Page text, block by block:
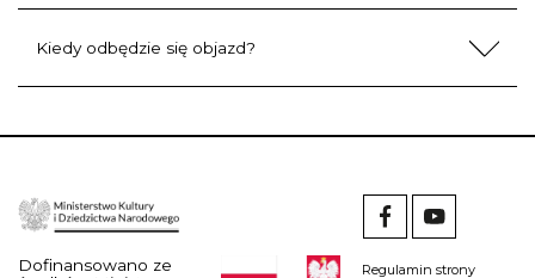
Kiedy odbędzie się objazd?
Dofinansowano ze
Regulamin strony